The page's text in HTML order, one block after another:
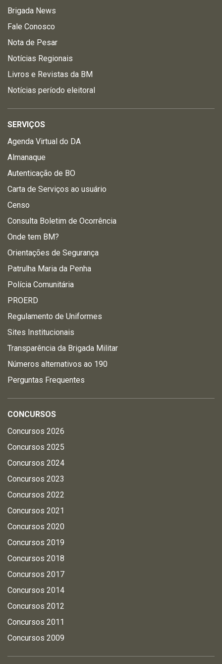
Brigada News
Fale Conosco
Nota de Pesar
Notícias Regionais
Livros e Revistas da BM
Notícias período eleitoral
SERVIÇOS
Agenda Virtual do DA
Almanaque
Autenticação de BO
Carta de Serviços ao usuário
Censo
Consulta Boletim de Ocorrência
Onde tem BM?
Orientações de Segurança
Patrulha Maria da Penha
Polícia Comunitária
PROERD
Regulamento de Uniformes
Sites Institucionais
Transparência da Brigada Militar
Números alternativos ao 190
Perguntas Frequentes
CONCURSOS
Concursos 2026
Concursos 2025
Concursos 2024
Concursos 2023
Concursos 2022
Concursos 2021
Concursos 2020
Concursos 2019
Concursos 2018
Concursos 2017
Concursos 2014
Concursos 2012
Concursos 2011
Concursos 2009